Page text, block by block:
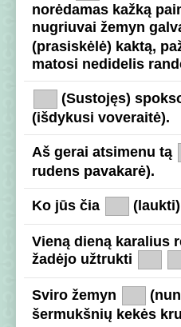
norėdamas kažką
nugriuvai žemyn
(prasiskėlė) kaktą,
matosi nedidelis
(Sustojęs)
(išdykusi voveraitė).
Aš gerai atsimenu tą
rudens pavakarė).
Ko jūs čia
Vieną dieną karalius
žadėjo užtrukti
Sviro žemyn
šermukšnių kekės